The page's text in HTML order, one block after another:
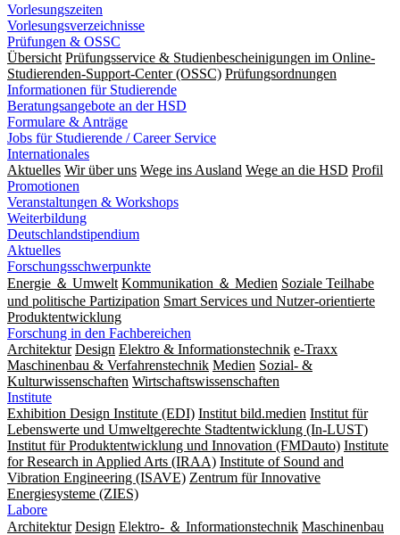
Vorlesungszeiten
Vorlesungsverzeichnisse
Prüfungen & OSSC
Übersicht Prüfungsservice & Studienbescheinigungen im Online-
Studierenden-Support-Center (OSSC) Prüfungsordnungen
Informationen für Studierende
Beratungsangebote an der HSD
Formulare & Anträge
Jobs für Studierende / Career Service
Internationales
Aktuelles Wir über uns Wege ins Ausland Wege an die HSD Profil
Promotionen
Veranstaltungen & Workshops
Weiterbildung
Deutschlandstipendium
Aktuelles
Forschungsschwerpunkte
Energie ＆ Umwelt Kommunikation ＆ Medien Soziale Teilhabe
und politische Partizipation Smart Services und Nutzer-orientierte
Produktentwicklung
Forschung in den Fachbereichen
Architektur Design Elektro & Informationstechnik e-Traxx
Maschinenbau & Verfahrenstechnik Medien Sozial- &
Kulturwissenschaften Wirtschaftswissenschaften
Institute
Exhibition Design Institute (EDI) Institut bild.medien Institut für
Lebenswerte und Umweltgerechte Stadtentwicklung (In-LUST)
Institut für Produktentwicklung und Innovation (FMDauto) Institute
for Research in Applied Arts (IRAA) Institute of Sound and
Vibration Engineering (ISAVE) Zentrum für Innovative
Energiesysteme (ZIES)
Labore
Architektur Design Elektro- ＆ Informationstechnik Maschinenbau